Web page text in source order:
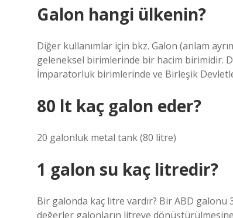
Galon hangi ülkenin?
Diğer kullanımlar için bkz. Galon (anlam
geleneksel birimlerinde bir hacim birimidir.
İmparatorluk birimlerinde ve Birleşik
80 lt kaç galon eder?
20 galonluk metal tank (80 litre)
1 galon su kaç litredir?
Bir galonda kaç litre vardır? Bir ABD
değerler galonların litreye